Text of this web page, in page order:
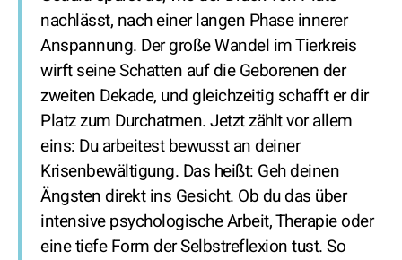
nachlässt, nach einer langen Phase innerer
Anspannung. Der große Wandel im Tierkreis
wirft seine Schatten auf die Geborenen der
zweiten Dekade, und gleichzeitig schafft er dir
Platz zum Durchatmen. Jetzt zählt vor allem
eins: Du arbeitest bewusst an deiner
Krisenbewältigung. Das heißt: Geh deinen
Ängsten direkt ins Gesicht. Ob du das über
intensive psychologische Arbeit, Therapie oder
eine tiefe Form der Selbstreflexion tust. So